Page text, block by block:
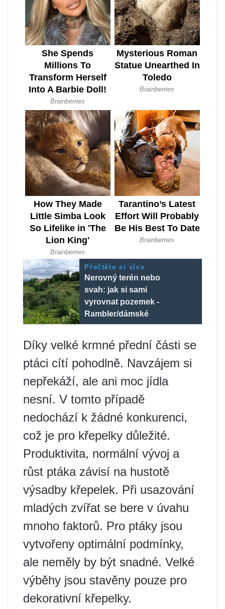
Přečtěte si více
Nerovný terén nebo
svah: jak si sami
vyrovnat pozemek -
Rambler/dámské
Díky velké krmné přední části se
ptáci cítí pohodlně. Navzájem si
nepřekáží, ale ani moc jídla
nesní. V tomto případě
nedochází k žádné konkurenci,
což je pro křepelky důležité.
Produktivita, normální vývoj a
růst ptáka závisí na hustotě
výsadby křepelek. Při usazování
mladých zvířat se bere v úvahu
mnoho faktorů. Pro ptáky jsou
vytvořeny optimální podmínky,
ale neměly by být snadné. Velké
výběhy jsou stavěny pouze pro
dekorativní křepelky.